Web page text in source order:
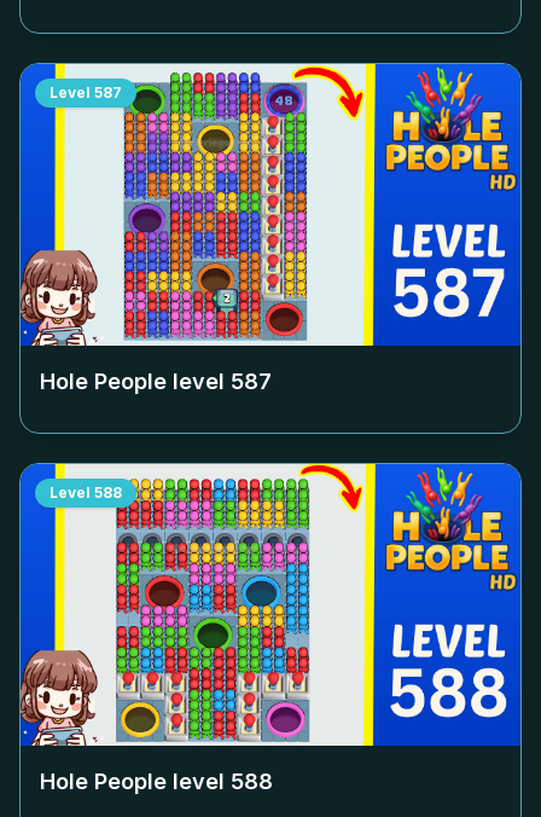
Level 587
Hole People level 587
Level 588
Hole People level 588